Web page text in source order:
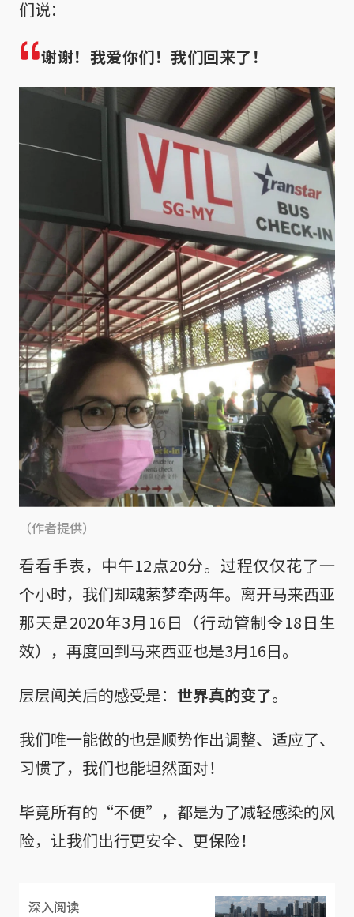
们说：
谢谢！我爱你们！我们回来了！
（作者提供）
看看手表，中午12点20分。过程仅仅花了一
个小时，我们却魂萦梦牵两年。离开马来西亚
那天是2020年3月16日（行动管制令18日生
效），再度回到马来西亚也是3月16日。
层层闯关后的感受是： 世界真的变了。
我们唯一能做的也是顺势作出调整、适应了、
习惯了，我们也能坦然面对！
毕竟所有的“不便”，都是为了减轻感染的风
险，让我们出行更安全、更保险！
深入阅读